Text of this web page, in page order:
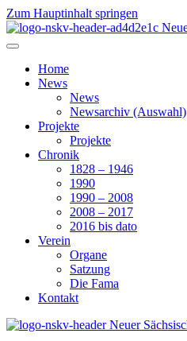
Zum Hauptinhalt springen
Home
News
News
Newsarchiv (Auswahl)
Projekte
Projekte
Chronik
1828 – 1946
1990
1990 – 2008
2008 – 2017
2016 bis dato
Verein
Organe
Satzung
Die Fama
Kontakt